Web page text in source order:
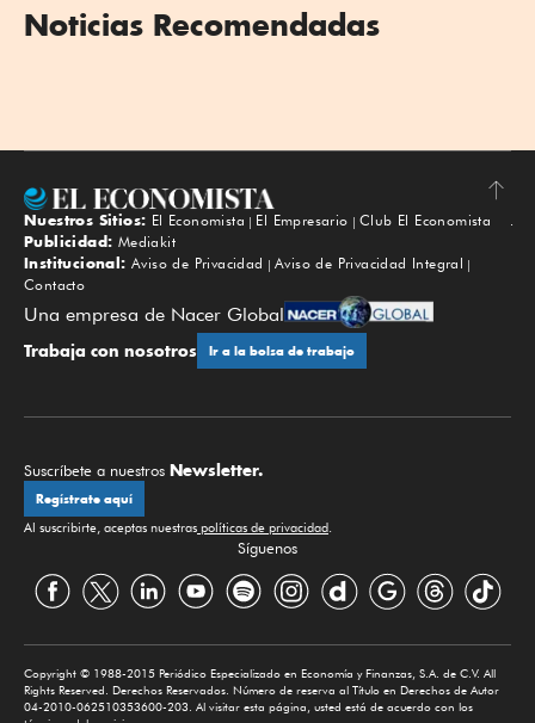
Noticias Recomendadas
Subir
Nuestros Sitios: El Economista El Empresario
Club El Economista
Publicidad: Mediakit
Institucional: Aviso de Privacidad
Aviso de Privacidad Integral
Contacto
Una empresa de Nacer Global
Trabaja con nosotros Ir a la bolsa de trabajo
Suscríbete a nuestros Newsletter.
Regístrate aquí
Al suscribirte, aceptas nuestras políticas de privacidad.
Síguenos
Copyright © 1988-2015 Periódico Especializado en Economía y Finanzas, S.A. de C.V. All
Rights Reserved. Derechos Reservados. Número de reserva al Título en Derechos de Autor
04-2010-062510353600-203. Al visitar esta página, usted está de acuerdo con los